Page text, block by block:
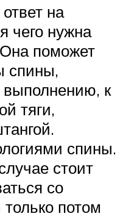
на
чего нужна
Она поможет
спины,
выполнению, к
тяги,
спины.
стоит
со
потом